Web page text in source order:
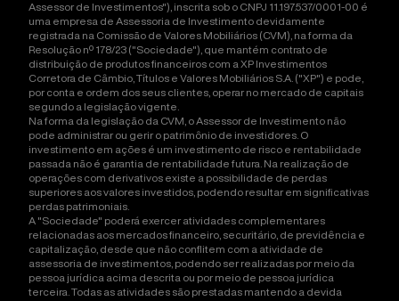
Assessor de Investimentos"), inscrita sob o CNPJ 11.197.537/0001-00 é
uma empresa de Assessoria de Investimento devidamente
registrada na Comissão de Valores Mobiliários (CVM), na forma da
Resolução nº 178/23 ("Sociedade"), que mantém contrato de
distribuição de produtos financeiros com a XP Investimentos
Corretora de Câmbio, Títulos e Valores Mobiliários S.A. ("XP") e pode,
por conta e ordem dos seus clientes, operar no mercado de capitais
segundo a legislação vigente.
Na forma da legislação da CVM, o Assessor de Investimento não
pode administrar ou gerir o patrimônio de investidores. O
investimento em ações é um investimento de risco e rentabilidade
passada não é garantia de rentabilidade futura. Na realização de
operações com derivativos existe a possibilidade de perdas
superiores aos valores investidos, podendo resultar em significativas
perdas patrimoniais.
A "Sociedade" poderá exercer atividades complementares
relacionadas aos mercados financeiro, securitário, de previdência e
capitalização, desde que não conflitem com a atividade de
assessoria de investimentos, podendo ser realizadas por meio da
pessoa jurídica acima descrita ou por meio de pessoa jurídica
terceira. Todas as atividades são prestadas mantendo a devida